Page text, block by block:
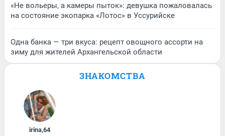
«Не вольеры, а камеры пыток»: девушка пожаловалась
на состояние экопарка «Лотос» в Уссурийске
Одна банка — три вкуса: рецепт овощного ассорти на
зиму для жителей Архангельской области
ЗНАКОМСТВА
irina,64